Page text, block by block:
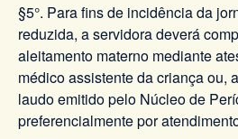
§5°. Para fins de incidência da
reduzida, a servidora deverá
aleitamento materno mediante
médico assistente da criança ou,
laudo emitido pelo Núcleo de
preferencialmente por